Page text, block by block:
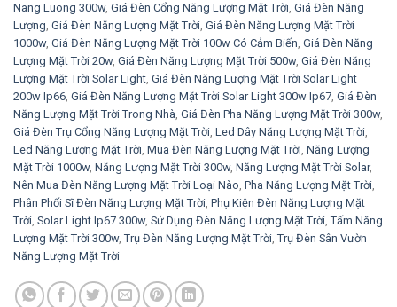
Nang Luong 300w, Giá Đèn Cổng Năng Lượng Mặt Trời, Giá Đèn Năng
Lượng, Giá Đèn Năng Lượng Mặt Trời, Giá Đèn Năng Lượng Mặt Trời
1000w, Giá Đèn Năng Lượng Mặt Trời 100w Có Cảm Biến, Giá Đèn Năng
Lượng Mặt Trời 20w, Giá Đèn Năng Lượng Mặt Trời 500w, Giá Đèn Năng
Lượng Mặt Trời Solar Light, Giá Đèn Năng Lượng Mặt Trời Solar Light
200w Ip66, Giá Đèn Năng Lượng Mặt Trời Solar Light 300w Ip67, Giá Đèn
Năng Lượng Mặt Trời Trong Nhà, Giá Đèn Pha Năng Lượng Mặt Trời 300w,
Giá Đèn Trụ Cổng Năng Lượng Mặt Trời, Led Dây Năng Lượng Mặt Trời,
Led Năng Lượng Mặt Trời, Mua Đèn Năng Lượng Mặt Trời, Năng Lượng
Mặt Trời 1000w, Năng Lượng Mặt Trời 300w, Năng Lượng Mặt Trời Solar,
Nên Mua Đèn Năng Lượng Mặt Trời Loại Nào, Pha Năng Lượng Mặt Trời,
Phân Phối Sĩ Đèn Năng Lượng Mặt Trời, Phụ Kiện Đèn Năng Lượng Mặt
Trời, Solar Light Ip67 300w, Sử Dụng Đèn Năng Lượng Mặt Trời, Tấm Năng
Lượng Mặt Trời 300w, Trụ Đèn Năng Lượng Mặt Trời, Trụ Đèn Sân Vườn
Năng Lượng Mặt Trời